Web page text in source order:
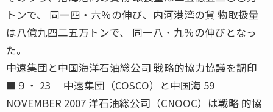
トンで、 同一四・六％の伸び、内河港湾の貨 物取扱量
は八億九四二五万トンで、 同一八・九％の伸びとなっ
た。
中遠集団と中国海洋石油総公司 戦略的協力協議を調印
■９・ 23 中遠集団（COSCO）と中国海 59
NOVEMBER 2007 洋石油総公司（CNOOC）は戦略 的協